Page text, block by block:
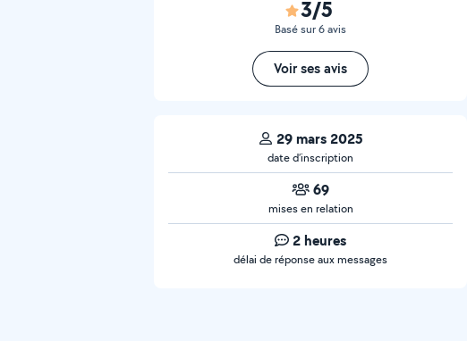
3/5
Basé sur 6 avis
Voir ses avis
29 mars 2025
date d’inscription
69
mises en relation
2 heures
délai de réponse aux messages